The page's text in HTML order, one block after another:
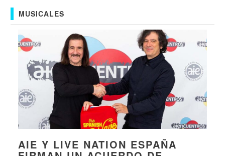
MUSICALES
AIE Y LIVE NATION ESPAÑA